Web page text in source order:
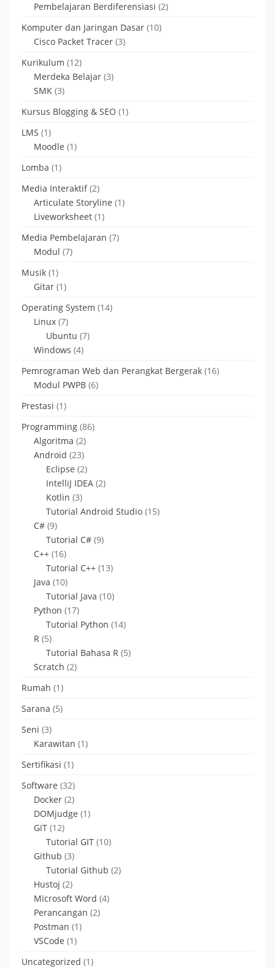
Pembelajaran Berdiferensiasi (2)
Komputer dan Jaringan Dasar (10)
Cisco Packet Tracer (3)
Kurikulum (12)
Merdeka Belajar (3)
SMK (3)
Kursus Blogging & SEO (1)
LMS (1)
Moodle (1)
Lomba (1)
Media Interaktif(2)
Articulate Storyline (1)
Liveworksheet (1)
Media Pembelajaran (7)
Modul (7)
Musik (1)
Gitar (1)
Operating System (14)
Linux (7)
Ubuntu (7)
Windows (4)
Pemrograman Web dan Perangkat Bergerak (16)
Modul PWPB (6)
Prestasi (1)
Programming (86)
Algoritma (2)
Android (23)
Eclipse (2)
IntelliJ IDEA (2)
Kotlin (3)
Tutorial Android Studio (15)
C# (9)
Tutorial C# (9)
C++ (16)
Tutorial C++ (13)
Java (10)
Tutorial Java (10)
Python (17)
Tutorial Python (14)
R (5)
Tutorial Bahasa R (5)
Scratch (2)
Rumah (1)
Sarana (5)
Seni (3)
Karawitan (1)
Sertifikasi (1)
Software (32)
Docker (2)
DOMjudge (1)
GIT (12)
Tutorial GIT (10)
Github (3)
Tutorial Github (2)
Hustoj (2)
Microsoft Word (4)
Perancangan (2)
Postman (1)
VSCode (1)
Uncategorized (1)